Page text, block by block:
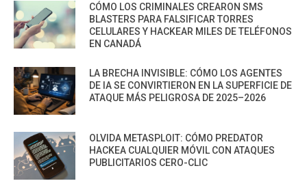
CÓMO LOS CRIMINALES CREARON SMS
BLASTERS PARA FALSIFICAR TORRES
CELULARES Y HACKEAR MILES DE TELÉFONOS
EN CANADÁ
LA BRECHA INVISIBLE: CÓMO LOS AGENTES
DE IA SE CONVIRTIERON EN LA SUPERFICIE DE
ATAQUE MÁS PELIGROSA DE 2025–2026
OLVIDA METASPLOIT: CÓMO PREDATOR
HACKEA CUALQUIER MÓVIL CON ATAQUES
PUBLICITARIOS CERO-CLIC